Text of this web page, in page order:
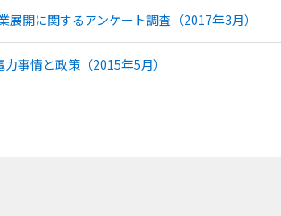
開に関するアンケート調査（2017年3月）
事情と政策（2015年5月）